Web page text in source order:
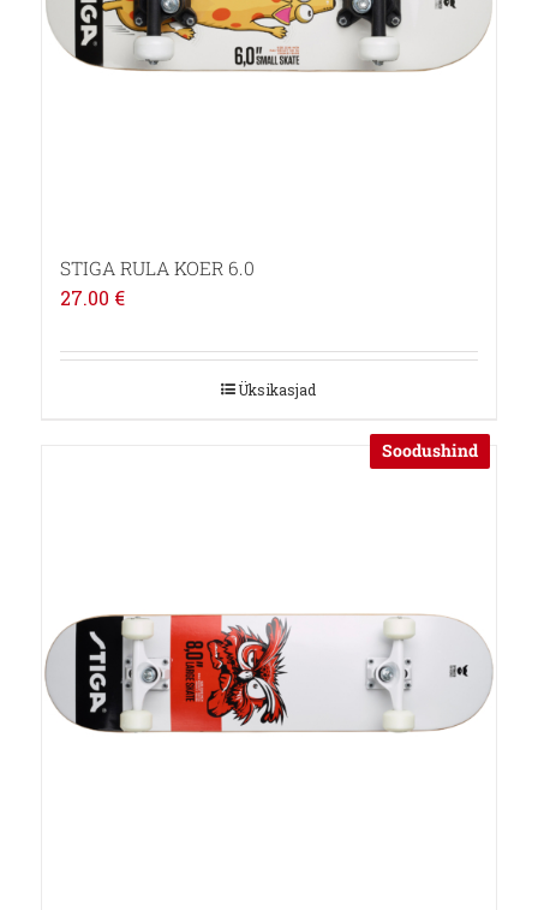
STIGA RULA KOER 6.0
27.00 €
Üksikasjad
Soodushind